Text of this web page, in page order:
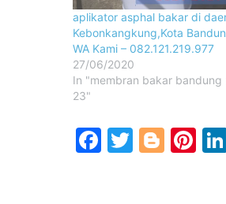
aplikator asphal bakar di
Kebonkangkung,Kota
WA Kami – 082.121.219.977
27/06/2020
In "membran bakar bandung
23"
Facebook
Twitter